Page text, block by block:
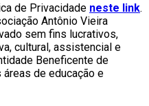
de Privacidade neste link.
Antônio Vieira
sem fins lucrativos,
cultural, assistencial e
Beneficente de
áreas de educação e